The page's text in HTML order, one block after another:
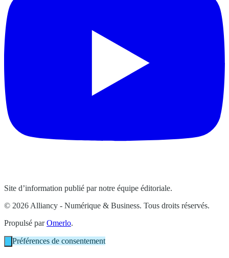
Site d’information publié par notre équipe éditoriale.
© 2026 Alliancy - Numérique & Business. Tous droits réservés.
Propulsé parOmerlo.
Préférences de consentement